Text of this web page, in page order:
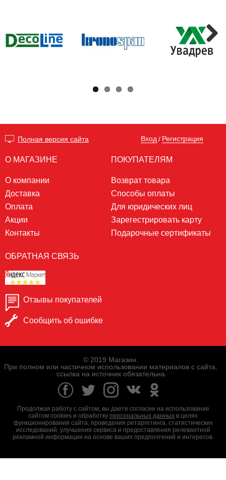
Next
Полная версия сайта Вход / Регистрация
О МАГАЗИНЕ
О компании
Доставка
Оплата
Акции
Контакты
ПОКУПАТЕЛЯМ
Возврат товара
Способы оплаты
Для юридических лиц
Зарегестрировать карту
Подарочные сертификаты
ОБРАТНАЯ СВЯЗЬ
Отзывы покупателей
Сообщить об ошибке
© 2019 Магазин.
При полном или частичном использовании материалов с сайта,
ссылка на источник обязательна
Продолжая работу с сайтом, вы даете согласие на использование
сайтом cookies и обработку персональных данных в целях
функционирования сайта, проведения ретаргетинга, статистических
исследований, улучшения сервиса и предоставления релевантной
рекламной информации на основе ваших предпочтений и интересов.